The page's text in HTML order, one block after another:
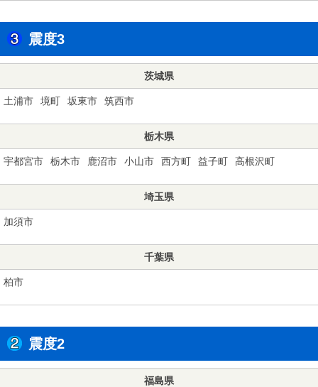
震度3
茨城県
土浦市 境町 坂東市 筑西市
栃木県
宇都宮市 栃木市 鹿沼市 小山市 西方町 益子町 高根沢町
埼玉県
加須市
千葉県
柏市
震度2
福島県